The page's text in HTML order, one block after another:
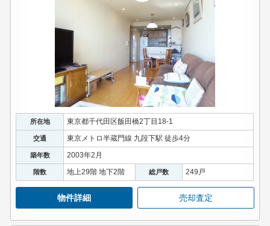
所在地 東京都千代田区飯田橋2丁目18-1
交通 東京メトロ半蔵門線 九段下駅 徒歩4分
築年数 2003年2月
階数 地上29階 地下2階 総戸数 249戸
物件詳細 売却査定